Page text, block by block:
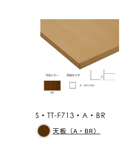
S・TT-F713・A・BR
天板（A・BR）